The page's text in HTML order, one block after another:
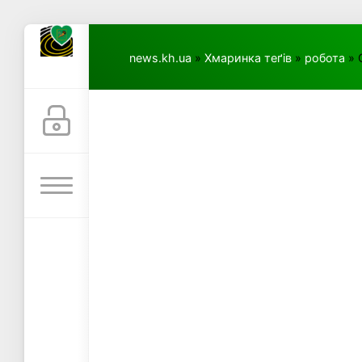
news.kh.ua » Хмаринка теґів » робота »